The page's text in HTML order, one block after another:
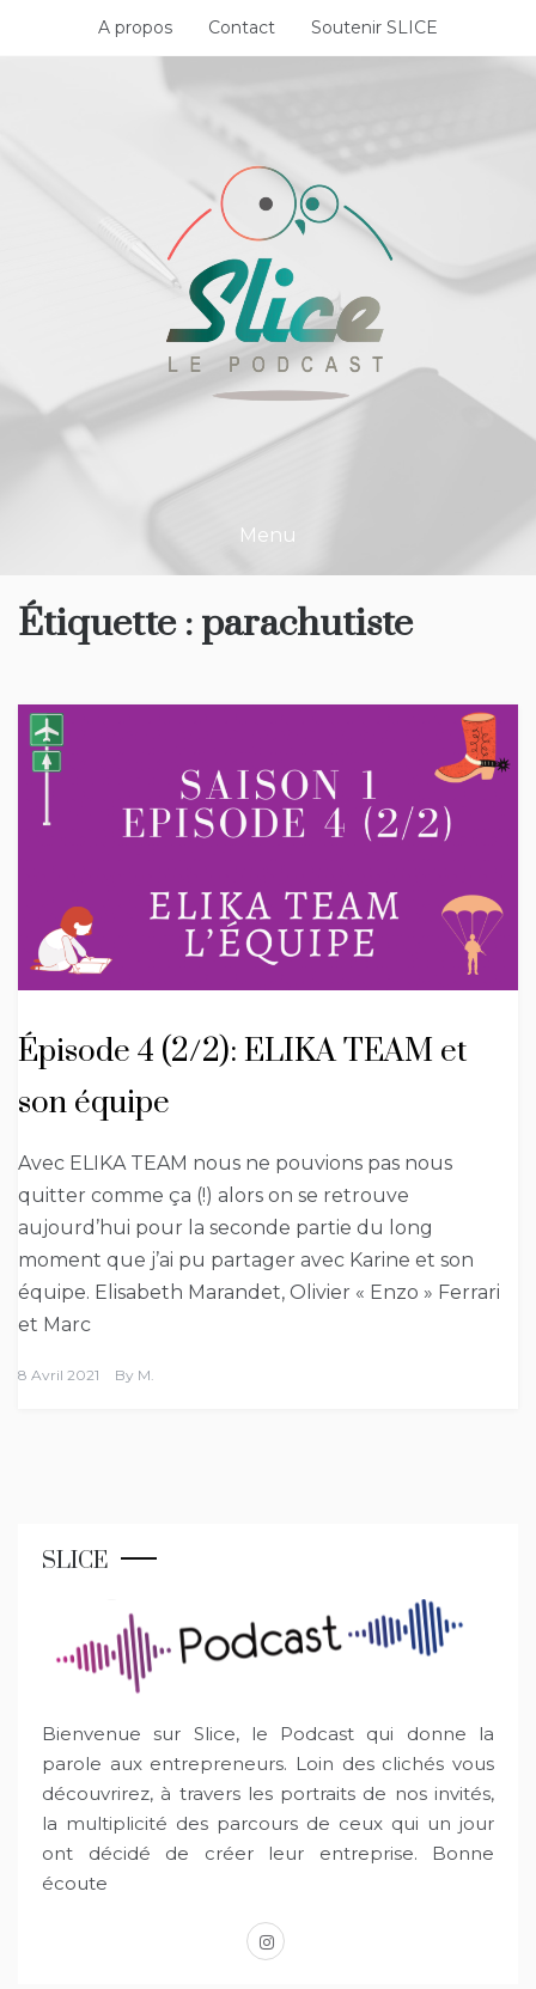
A propos Contact Soutenir SLICE
Menu
Étiquette : parachutiste
Épisode 4 (2/2): ELIKA TEAM et
son équipe
Avec ELIKA TEAM nous ne pouvions pas nous
quitter comme ça (!) alors on se retrouve
aujourd’hui pour la seconde partie du long
moment que j’ai pu partager avec Karine et son
équipe. Elisabeth Marandet, Olivier « Enzo » Ferrari
et Marc
8 Avril 2021 By M.
SLICE
Bienvenue sur Slice, le Podcast qui donne la
parole aux entrepreneurs. Loin des clichés vous
découvrirez, à travers les portraits de nos invités,
la multiplicité des parcours de ceux qui un jour
ont décidé de créer leur entreprise. Bonne
écoute
instagram